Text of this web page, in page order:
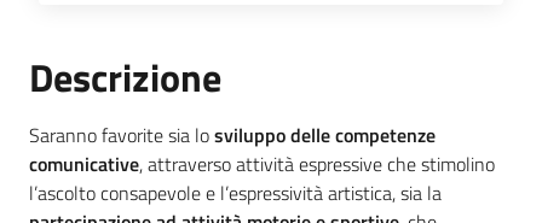
Descrizione
Saranno favorite sia losviluppo delle competenze
comunicative, attraverso attività espressive che stimolino
l’ascolto consapevole e l’espressività artistica, sia la